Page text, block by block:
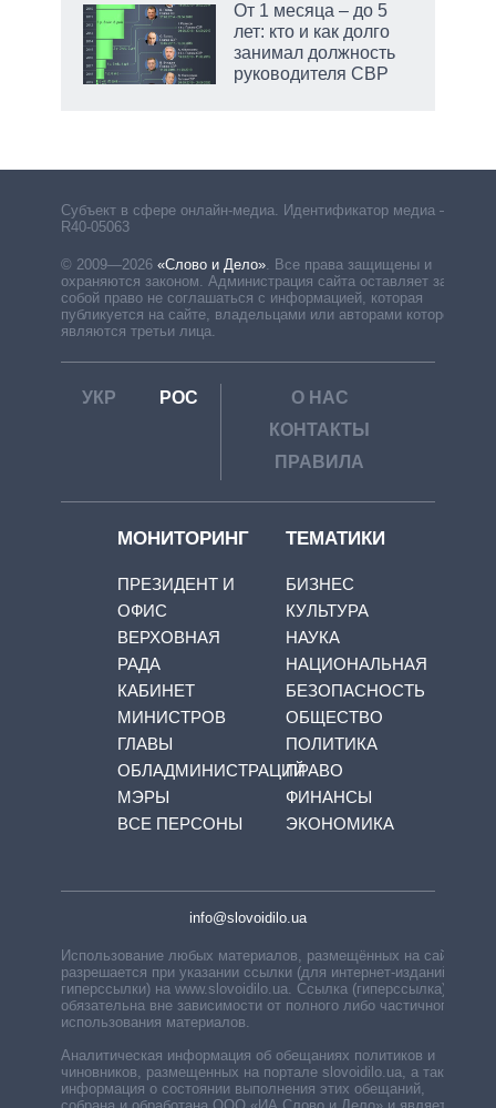
От 1 месяца – до 5
лет: кто и как долго
занимал должность
руководителя СВР
Субъект в сфере онлайн-медиа. Идентификатор медиа –
R40-05063
© 2009—2026 «Слово и Дело». Все права защищены и
охраняются законом. Администрация сайта оставляет за
собой право не соглашаться с информацией, которая
публикуется на сайте, владельцами или авторами которой
являются третьи лица.
УКР РОС
О НАС
КОНТАКТЫ
ПРАВИЛА
МОНИТОРИНГ
ПРЕЗИДЕНТ И
ОФИС
ВЕРХОВНАЯ
РАДА
КАБИНЕТ
МИНИСТРОВ
ГЛАВЫ
ОБЛАДМИНИСТРАЦИЙ
МЭРЫ
ВСЕ ПЕРСОНЫ
ТЕМАТИКИ
БИЗНЕС
КУЛЬТУРА
НАУКА
НАЦИОНАЛЬНАЯ
БЕЗОПАСНОСТЬ
ОБЩЕСТВО
ПОЛИТИКА
ПРАВО
ФИНАНСЫ
ЭКОНОМИКА
info@slovoidilo.ua
Использование любых материалов, размещённых на сайте,
разрешается при указании ссылки (для интернет-изданий —
гиперссылки) на www.slovoidilo.ua. Ссылка (гиперссылка)
обязательна вне зависимости от полного либо частичного
использования материалов.
Аналитическая информация об обещаниях политиков и
чиновников, размещенных на портале slovoidilo.ua, а также
информация о состоянии выполнения этих обещаний,